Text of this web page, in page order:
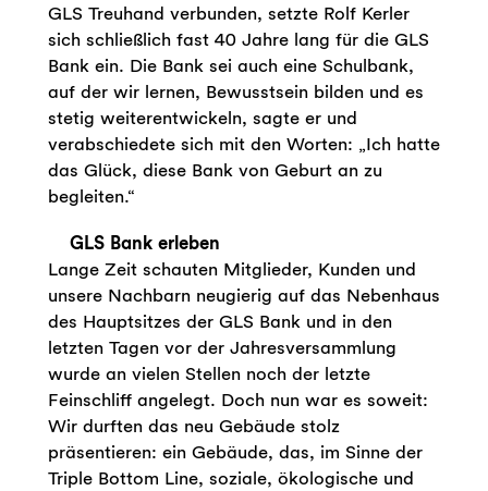
GLS Treuhand verbunden, setzte Rolf Kerler
sich schließlich fast 40 Jahre lang für die GLS
Bank ein. Die Bank sei auch eine Schulbank,
auf der wir lernen, Bewusstsein bilden und es
stetig weiterentwickeln, sagte er und
verabschiedete sich mit den Worten: „Ich hatte
das Glück, diese Bank von Geburt an zu
begleiten.“
GLS Bank erleben
Lange Zeit schauten Mitglieder, Kunden und
unsere Nachbarn neugierig auf das Nebenhaus
des Hauptsitzes der GLS Bank und in den
letzten Tagen vor der Jahresversammlung
wurde an vielen Stellen noch der letzte
Feinschliff angelegt. Doch nun war es soweit:
Wir durften das neu Gebäude stolz
präsentieren: ein Gebäude, das, im Sinne der
Triple Bottom Line, soziale, ökologische und